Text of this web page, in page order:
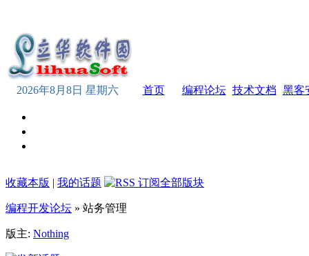
2026年8月8日 星期六 首页 编程论坛 技术文档 黑客
收藏本版 | 我的话题
编程开发论坛 » 站务管理
版主: Nothing